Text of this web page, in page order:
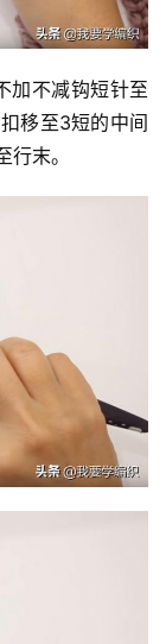
加不减钩短针至
移至3短的中间
末。